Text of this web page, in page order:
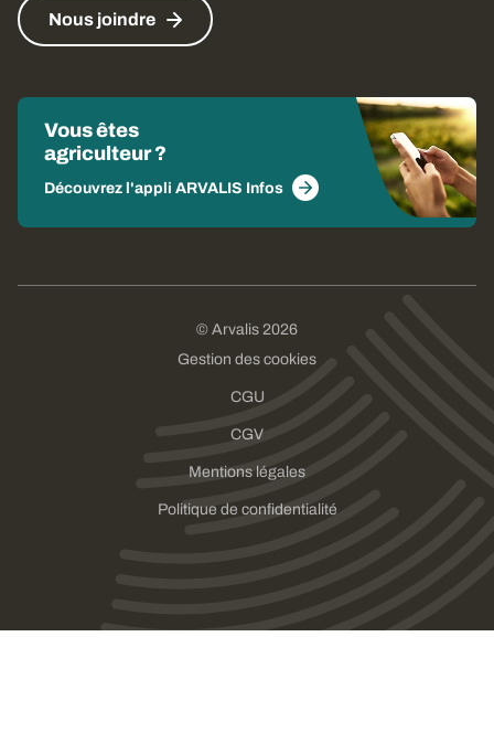
Nous joindre
Vous êtes
agriculteur ?
Découvrez l'appli ARVALIS Infos
© Arvalis 2026
Gestion des cookies
CGU
CGV
Mentions légales
Politique de confidentialité